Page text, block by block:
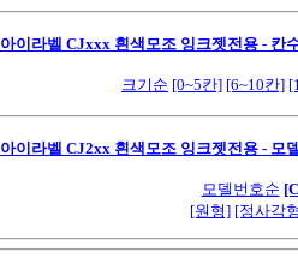
아이라벨 CJxxx 흰색모조 잉크젯전용 - 칸
크기순 [0~5칸] [6~10칸]
아이라벨 CJ2xx 흰색모조 잉크젯전용 - 모
모델번호순
[원형] [정사각